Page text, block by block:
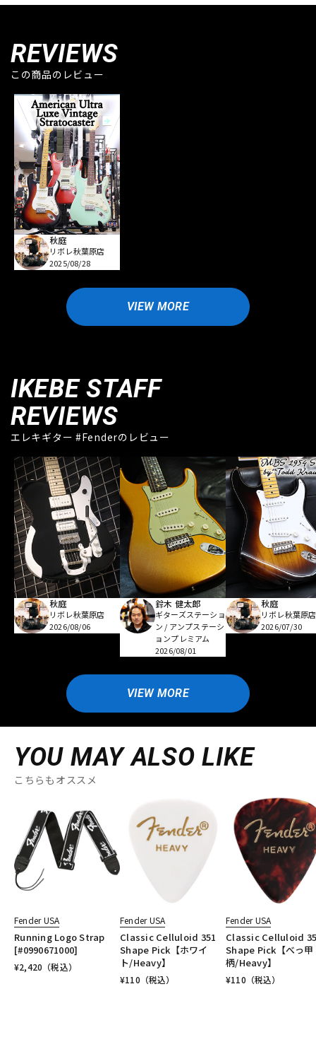
REVIEWS
この商品のレビュー
秋庭
リボレ秋葉原店
2025/08/28
VIEW MORE
IKEBE STAFF
REVIEWS
エレキギター #Fenderのレビュー
秋庭
リボレ秋葉原店
2026/08/06
鈴木 健太郎
ギターズステーショ
ン / アンプステーシ
ョンプレミアム
2026/08/01
秋庭
リボレ秋葉原店
2026/07/30
VIEW MORE
YOU MAY ALSO LIKE
こちらもオススメ
Fender USA
Running Logo Strap
[#0990671000]
¥2,420 （税込）
Fender USA
Classic Celluloid 351
Shape Pick【ホワイ
ト/Heavy】
¥110 （税込）
Fender USA
Classic Celluloid
Shape Pick【べっ甲
柄/Heavy】
¥110 （税込）